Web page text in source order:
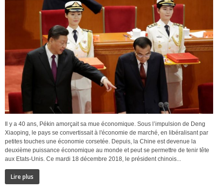
Il y a 40 ans, Pékin amorçait sa mue économique. Sous l’impulsion de Deng
Xiaoping, le pays se convertissait à l'économie de marché, en libéralisant par
petites touches une économie corsetée. Depuis, la Chine est devenue la
deuxième puissance économique au monde et peut se permettre de tenir tête
aux Etats-Unis. Ce mardi 18 décembre 2018, le président chinois...
Lire plus